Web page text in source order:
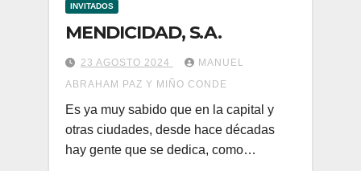
INVITADOS
MENDICIDAD, S.A.
23 AGOSTO 2024
MANUEL
ABRAHAM PAZ Y MIÑO CONDE
Es ya muy sabido que en la capital y
otras ciudades, desde hace décadas
hay gente que se dedica, como…